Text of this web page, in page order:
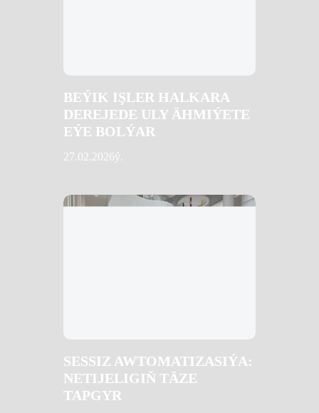
BEÝIK IŞLER HALKARA
DEREJEDE ULY ÄHMIÝETE
EÝE BOLÝAR
27.02.2026ý.
SESSIZ AWTOMATIZASIÝA:
NETIJELIGIŇ TÄZE
TAPGYR